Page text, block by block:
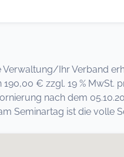
Verwaltung/Ihr Verband
€ zzgl. 19 % MwSt.
nach dem
Seminartag ist die volle